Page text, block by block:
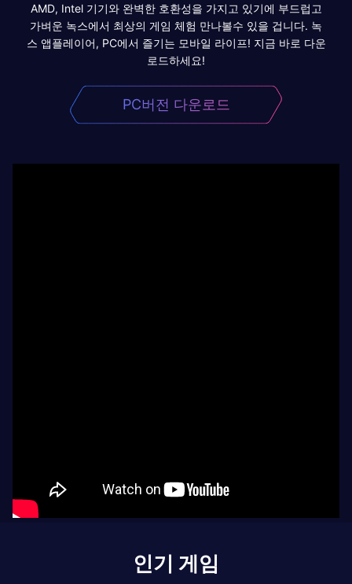
AMD, Intel 기기와 완벽한 호환성을 가지고 있기에 부드럽고
가벼운 녹스에서 최상의 게임 체험 만나볼수 있을 겁니다. 녹
스 앱플레이어, PC에서 즐기는 모바일 라이프! 지금 바로 다운
로드하세요!
PC버전 다운로드
인기 게임